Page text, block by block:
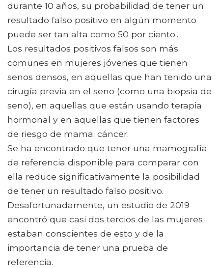
durante 10 años, su probabilidad de tener un
resultado falso positivo en algún momento
puede ser tan alta como 50 por ciento..
Los resultados positivos falsos son más
comunes en mujeres jóvenes que tienen
senos densos, en aquellas que han tenido una
cirugía previa en el seno (como una biopsia de
seno), en aquellas que están usando terapia
hormonal y en aquellas que tienen factores
de riesgo de mama. cáncer.
Se ha encontrado que tener una mamografía
de referencia disponible para comparar con
ella reduce significativamente la posibilidad
de tener un resultado falso positivo.
Desafortunadamente, un estudio de 2019
encontró que casi dos tercios de las mujeres
estaban conscientes de esto y de la
importancia de tener una prueba de
referencia.